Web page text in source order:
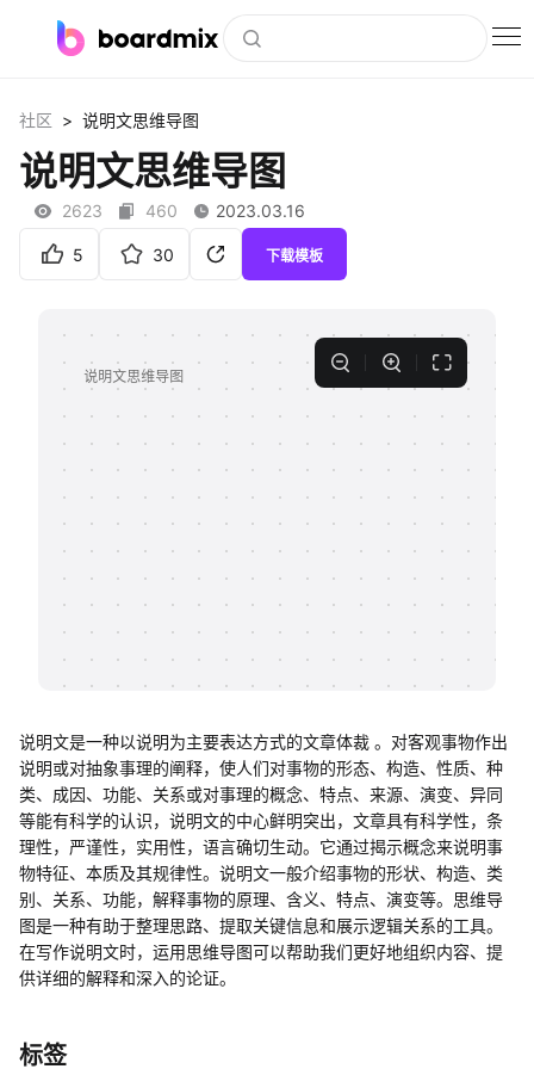
社区资源
下载
私有化部署
支持
知识分享社区
社区 > 说明文思维导图
说明文思维导图
2623 460 2023.03.16
5 30 下载模板
说明文是一种以说明为主要表达方式的文章体裁 。对客观事物作出
说明或对抽象事理的阐释，使人们对事物的形态、构造、性质、种
类、成因、功能、关系或对事理的概念、特点、来源、演变、异同
等能有科学的认识，说明文的中心鲜明突出，文章具有科学性，条
理性，严谨性，实用性，语言确切生动。它通过揭示概念来说明事
物特征、本质及其规律性。说明文一般介绍事物的形状、构造、类
别、关系、功能，解释事物的原理、含义、特点、演变等。思维导
图是一种有助于整理思路、提取关键信息和展示逻辑关系的工具。
在写作说明文时，运用思维导图可以帮助我们更好地组织内容、提
供详细的解释和深入的论证。
标签